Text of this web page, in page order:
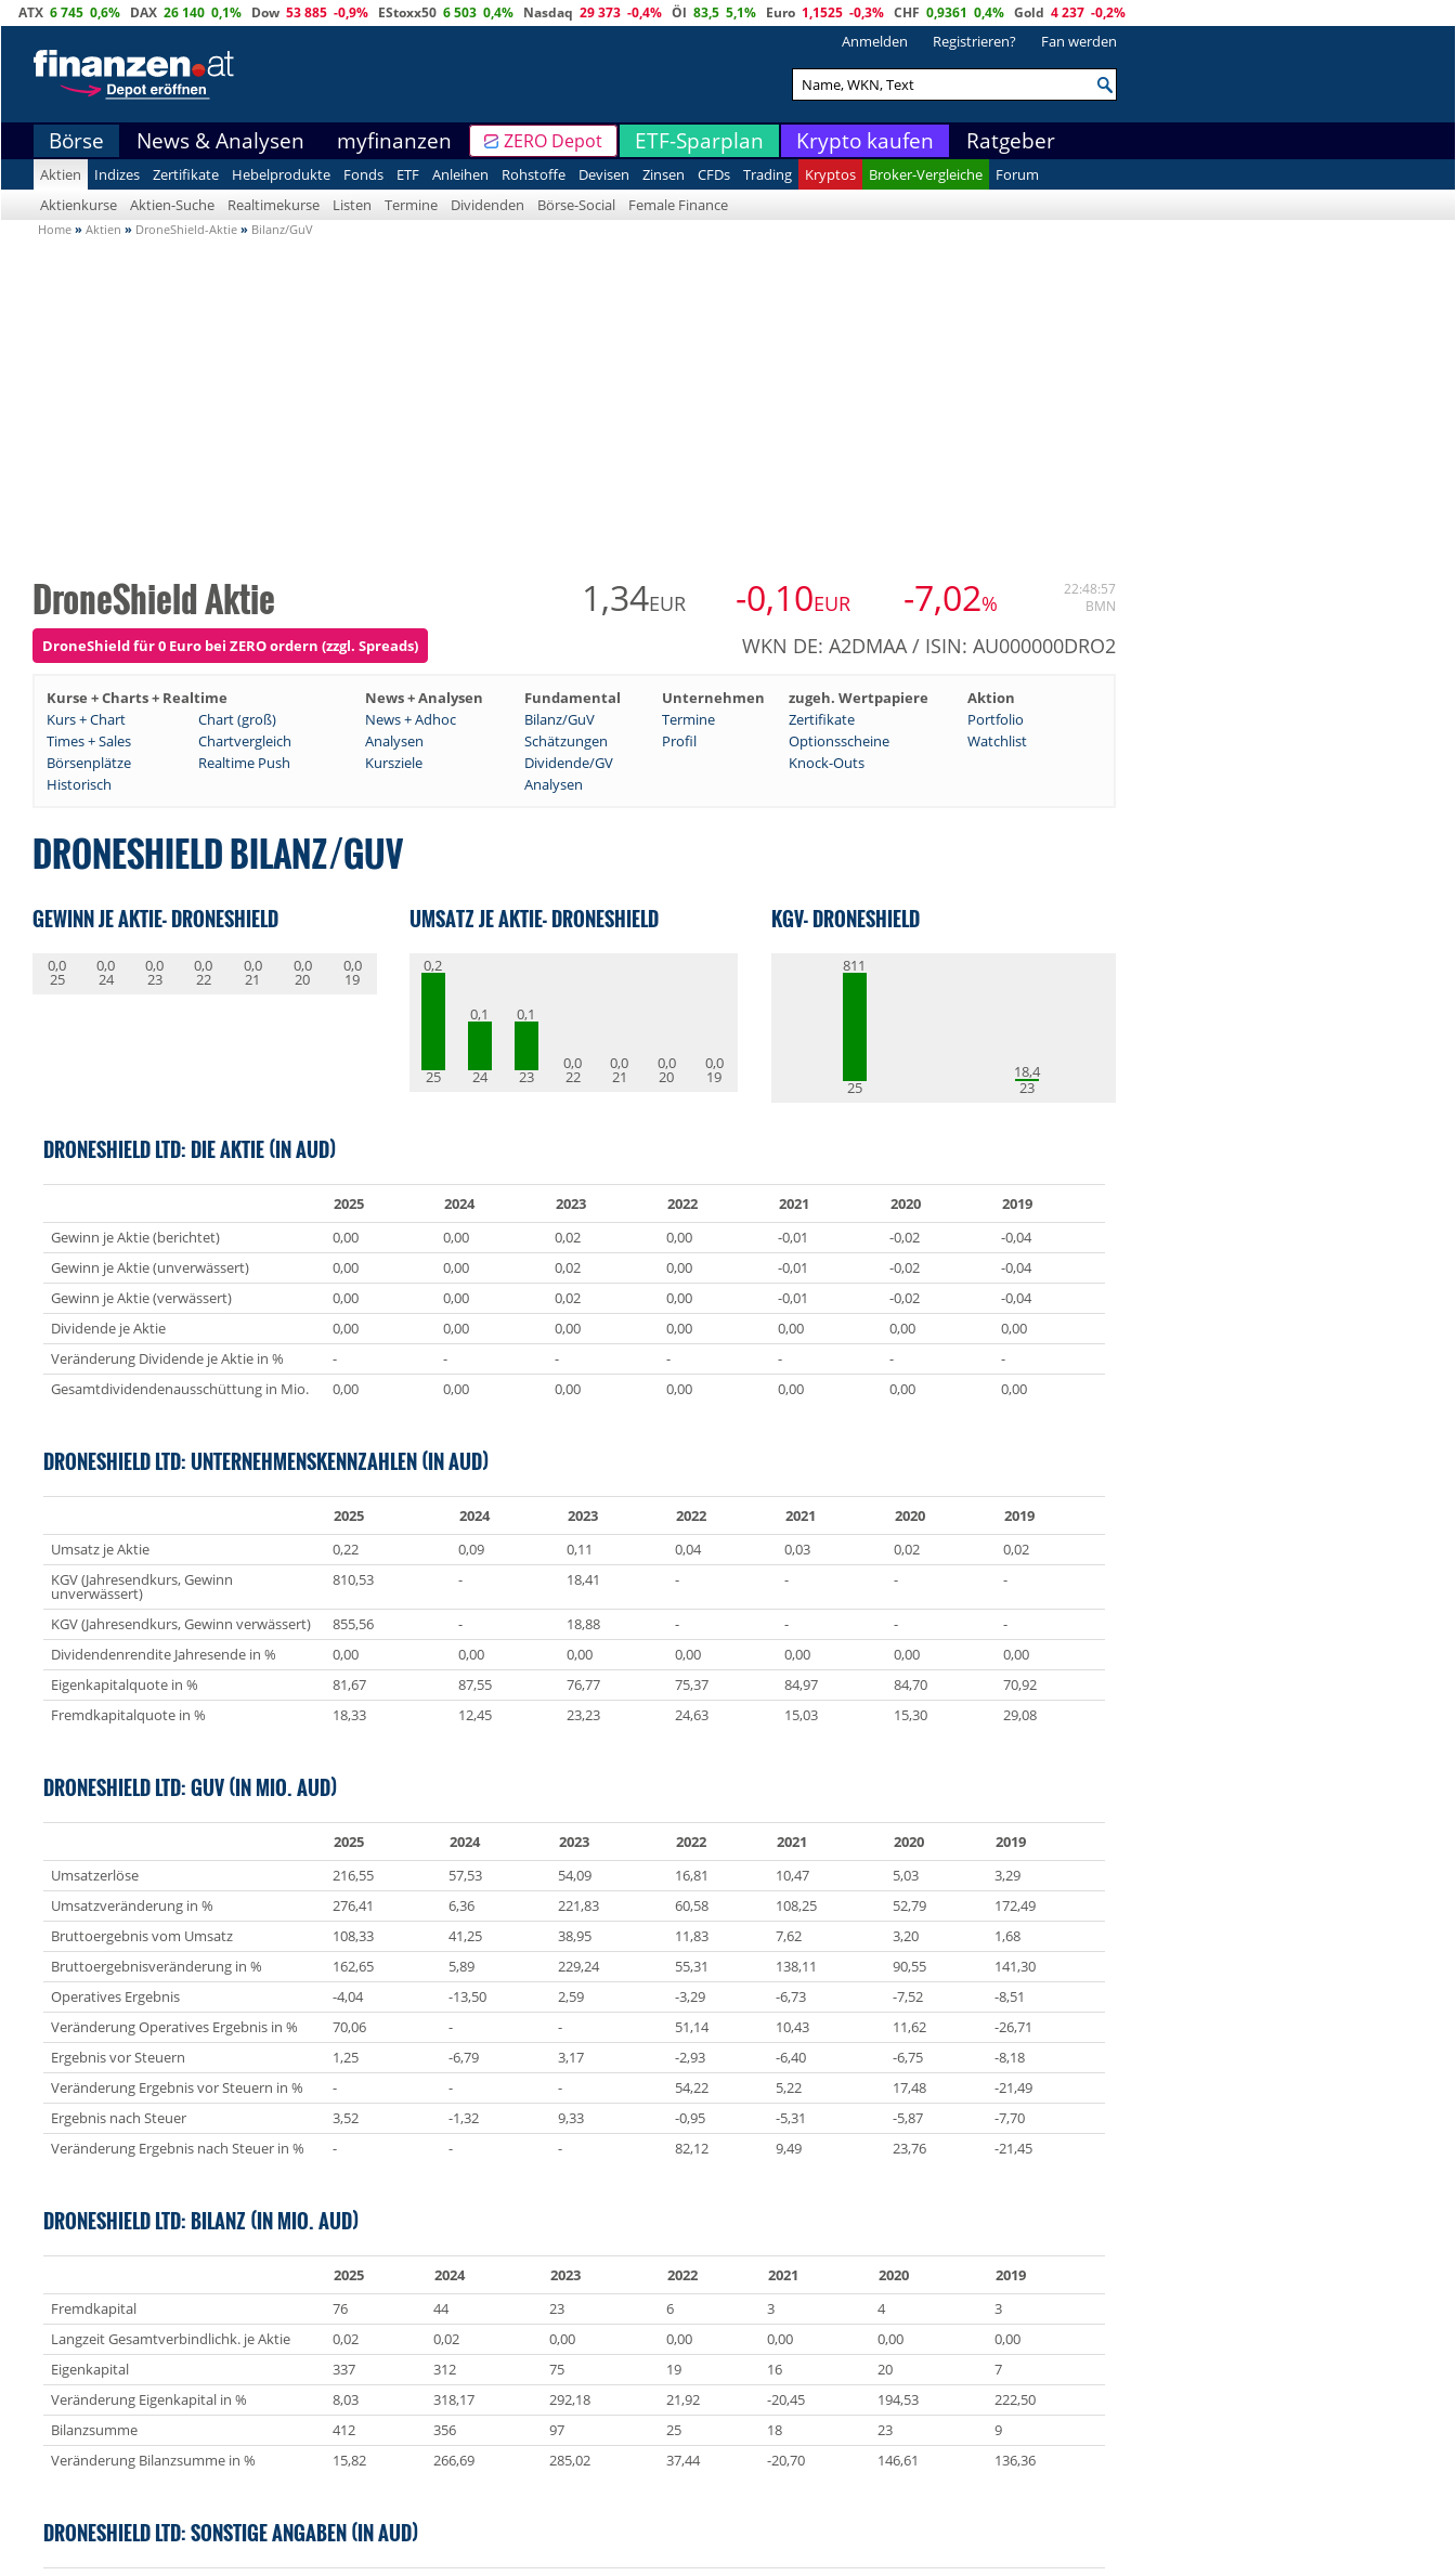
ATX 6 745 0,6% DAX 26 140 0,1% Dow 53 885 -0,9% EStoxx50 6 503 0,4% Nasdaq 29 373 -0,4% Öl 83,5 5,1% Euro 1,1525 -0,3% CHF 0,9361 0,4% Gold 4 237 -0,2%
Anmelden Registrieren? Fan werden
Börse News & Analysen myfinanzen ZERO Depot ETF-Sparplan Krypto kaufen Ratgeber
Aktien Indizes Zertifikate Hebelprodukte Fonds ETF Anleihen Rohstoffe Devisen Zinsen CFDs Trading Kryptos Broker-Vergleiche
Forum
Aktienkurse
Aktien-Suche Realtimekurse Listen Termine Dividenden Börse-Social Female Finance
Home » Aktien » DroneShield-Aktie » Bilanz/GuV
DroneShield Aktie 1,34EUR -0,10EUR -7,02%
22:48:57
BMN
DroneShield für 0 Euro bei ZERO ordern (zzgl. Spreads) WKN DE: A2DMAA / ISIN: AU000000DRO2
Kurse + Charts + Realtime News + Analysen Fundamental Unternehmen zugeh. Wertpapiere
Aktion
Kurs + Chart
Chart (groß) News + Adhoc Bilanz/GuV Termine Zertifikate
Portfolio
Times + Sales
Chartvergleich Analysen Schätzungen Profil Optionsscheine
Watchlist
Börsenplätze
Realtime Push Kursziele Dividende/GV
Knock-Outs
Historisch
Analysen
DRONESHIELD BILANZ/GUV
GEWINN JE AKTIE- DRONESHIELD
0,0
25
0,0
24
0,0
23
0,0
22
0,0
21
0,0
20
0,0
19
UMSATZ JE AKTIE- DRONESHIELD
0,2
25
0,1
24
0,1
23
0,0
22
0,0
21
0,0
20
0,0
19
KGV- DRONESHIELD
811
25
18,4
23
DRONESHIELD LTD: DIE AKTIE (IN AUD)
2025 2024 2023 2022 2021 2020
2019
Gewinn je Aktie (berichtet)
0,00 0,00 0,02 0,00 -0,01 -0,02
-0,04
Gewinn je Aktie (unverwässert)
0,00 0,00 0,02 0,00 -0,01 -0,02
-0,04
Gewinn je Aktie (verwässert)
0,00 0,00 0,02 0,00 -0,01 -0,02
-0,04
Dividende je Aktie
0,00 0,00 0,00 0,00 0,00 0,00
0,00
Veränderung Dividende je Aktie in %
- - - - - -
-
Gesamtdividendenausschüttung in Mio.
0,00 0,00 0,00 0,00 0,00 0,00 0,00
DRONESHIELD LTD: UNTERNEHMENSKENNZAHLEN (IN AUD)
2025 2024 2023 2022 2021 2020
2019
Umsatz je Aktie
0,22 0,09 0,11 0,04 0,03 0,02
0,02
KGV (Jahresendkurs, Gewinn
unverwässert)
810,53 - 18,41 - - - -
KGV (Jahresendkurs, Gewinn verwässert) 855,56 - 18,88 - - -
-
Dividendenrendite Jahresende in %
0,00 0,00 0,00 0,00 0,00 0,00
0,00
Eigenkapitalquote in %
81,67 87,55 76,77 75,37 84,97 84,70
70,92
Fremdkapitalquote in %
18,33 12,45 23,23 24,63 15,03 15,30 29,08
DRONESHIELD LTD: GUV (IN MIO. AUD)
2025 2024 2023 2022 2021 2020
2019
Umsatzerlöse
216,55 57,53 54,09 16,81 10,47 5,03
3,29
Umsatzveränderung in %
276,41 6,36 221,83 60,58 108,25 52,79
172,49
Bruttoergebnis vom Umsatz
108,33 41,25 38,95 11,83 7,62 3,20
1,68
Bruttoergebnisveränderung in %
162,65 5,89 229,24 55,31 138,11 90,55
141,30
Operatives Ergebnis
-4,04 -13,50 2,59 -3,29 -6,73 -7,52
-8,51
Veränderung Operatives Ergebnis in %
70,06 - - 51,14 10,43 11,62
-26,71
Ergebnis vor Steuern
1,25 -6,79 3,17 -2,93 -6,40 -6,75
-8,18
Veränderung Ergebnis vor Steuern in %
- - - 54,22 5,22 17,48
-21,49
Ergebnis nach Steuer
3,52 -1,32 9,33 -0,95 -5,31 -5,87
-7,70
Veränderung Ergebnis nach Steuer in %
- - - 82,12 9,49 23,76 -21,45
DRONESHIELD LTD: BILANZ (IN MIO. AUD)
2025 2024 2023 2022 2021 2020
2019
Fremdkapital
76 44 23 6 3 4
3
Langzeit Gesamtverbindlichk. je Aktie
0,02 0,02 0,00 0,00 0,00 0,00
0,00
Eigenkapital
337 312 75 19 16 20
7
Veränderung Eigenkapital in %
8,03 318,17 292,18 21,92 -20,45 194,53
222,50
Bilanzsumme
412 356 97 25 18 23
9
Veränderung Bilanzsumme in %
15,82 266,69 285,02 37,44 -20,70 146,61 136,36
DRONESHIELD LTD: SONSTIGE ANGABEN (IN AUD)